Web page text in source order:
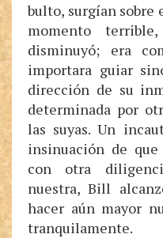
bulto, surgían sobre
momento
disminuyó; era
importara guiar
dirección de su
determinada por
las suyas. Un
insinuación de que
con otra
nuestra, Bill
hacer aún mayor
tranquilamente.